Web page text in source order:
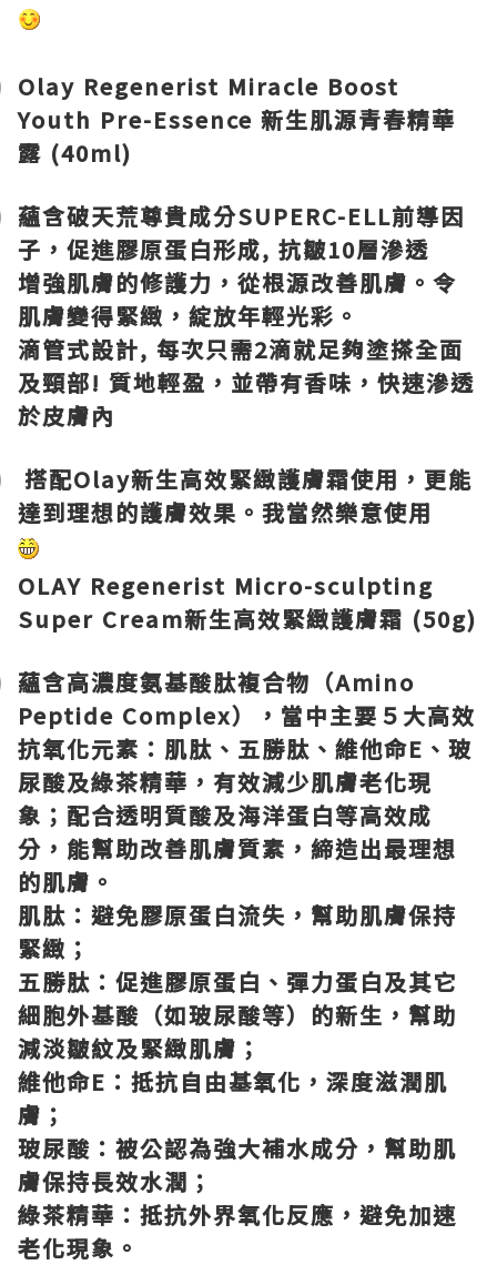
Olay Regenerist Miracle Boost
Youth Pre-Essence 新生肌源青春精華
露 (40ml)
蘊含破天荒尊貴成分SUPERC-ELL前導因
子，促進膠原蛋白形成, 抗皺10層滲透
增強肌膚的修護力，從根源改善肌膚。令
肌膚變得緊緻，綻放年輕光彩。
滴管式設計, 每次只需2滴就足夠塗搽全面
及頸部! 質地輕盈，並帶有香味，快速滲透
於皮膚內
搭配Olay新生高效緊緻護膚霜使用，更能
達到理想的護膚效果。我當然樂意使用
OLAY Regenerist Micro-sculpting
Super Cream新生高效緊緻護膚霜 (50g)
蘊含高濃度氨基酸肽複合物（Amino
Peptide Complex），當中主要５大高效
抗氧化元素：肌肽、五勝肽、維他命E、玻
尿酸及綠茶精華，有效減少肌膚老化現
象；配合透明質酸及海洋蛋白等高效成
分，能幫助改善肌膚質素，締造出最理想
的肌膚。
肌肽：避免膠原蛋白流失，幫助肌膚保持
緊緻；
五勝肽：促進膠原蛋白、彈力蛋白及其它
細胞外基酸（如玻尿酸等）的新生，幫助
減淡皺紋及緊緻肌膚；
維他命E：抵抗自由基氧化，深度滋潤肌
膚；
玻尿酸：被公認為強大補水成分，幫助肌
膚保持長效水潤；
綠茶精華：抵抗外界氧化反應，避免加速
老化現象。